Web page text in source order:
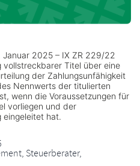
2025 – IX ZR 229/22
Titel über eine
der Zahlungsunfähigkeit
Nennwerts der titulierten
wenn die Voraussetzungen für
vorliegen und der
eingeleitet hat.
, Steuerberater,